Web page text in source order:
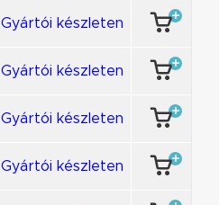
Gyártói készleten
Gyártói készleten
Gyártói készleten
Gyártói készleten